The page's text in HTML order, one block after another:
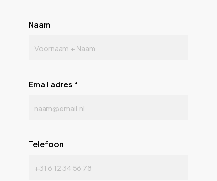
Naam
Email adres*
Telefoon